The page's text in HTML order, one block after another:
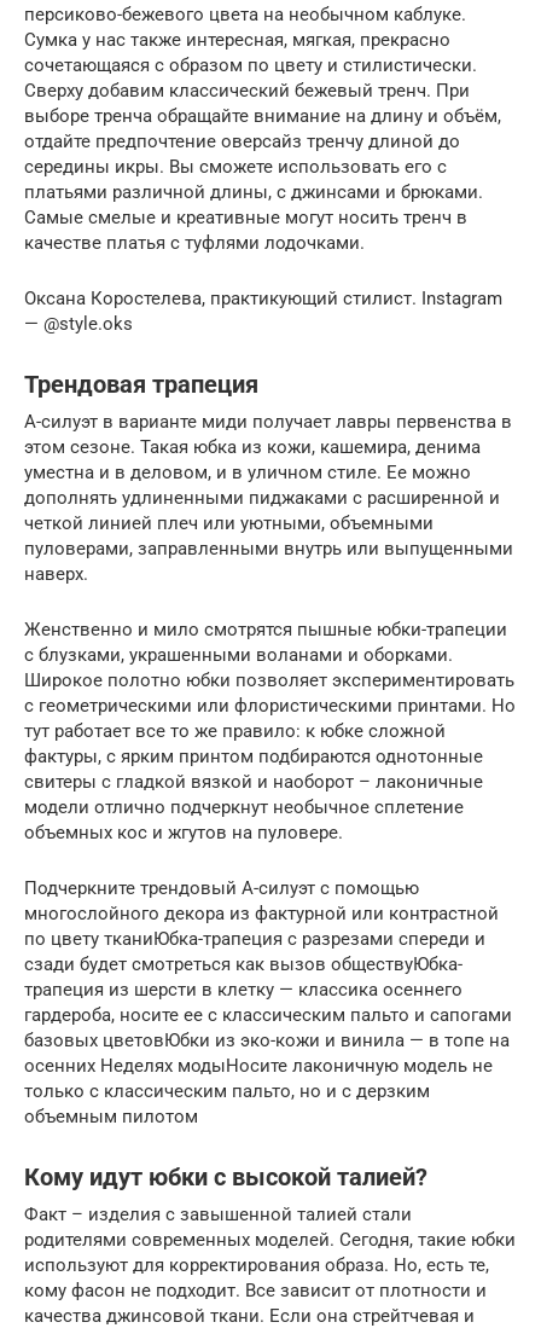
персиково-бежевого цвета на необычном каблуке.
Сумка у нас также интересная, мягкая, прекрасно
сочетающаяся с образом по цвету и стилистически.
Сверху добавим классический бежевый тренч. При
выборе тренча обращайте внимание на длину и объём,
отдайте предпочтение оверсайз тренчу длиной до
середины икры. Вы сможете использовать его с
платьями различной длины, с джинсами и брюками.
Самые смелые и креативные могут носить тренч в
качестве платья с туфлями лодочками.
Оксана Коростелева, практикующий стилист. Instagram
— @style.oks
Трендовая трапеция
А-силуэт в варианте миди получает лавры первенства в
этом сезоне. Такая юбка из кожи, кашемира, денима
уместна и в деловом, и в уличном стиле. Ее можно
дополнять удлиненными пиджаками с расширенной и
четкой линией плеч или уютными, объемными
пуловерами, заправленными внутрь или выпущенными
наверх.
Женственно и мило смотрятся пышные юбки-трапеции
с блузками, украшенными воланами и оборками.
Широкое полотно юбки позволяет экспериментировать
с геометрическими или флористическими принтами. Но
тут работает все то же правило: к юбке сложной
фактуры, с ярким принтом подбираются однотонные
свитеры с гладкой вязкой и наоборот – лаконичные
модели отлично подчеркнут необычное сплетение
объемных кос и жгутов на пуловере.
Подчеркните трендовый А-силуэт с помощью
многослойного декора из фактурной или контрастной
по цвету тканиЮбка-трапеция с разрезами спереди и
сзади будет смотреться как вызов обществуЮбка-
трапеция из шерсти в клетку — классика осеннего
гардероба, носите ее с классическим пальто и сапогами
базовых цветовЮбки из эко-кожи и винила — в топе на
осенних Неделях модыНосите лаконичную модель не
только с классическим пальто, но и с дерзким
объемным пилотом
Кому идут юбки с высокой талией?
Факт – изделия с завышенной талией стали
родителями современных моделей. Сегодня, такие юбки
используют для корректирования образа. Но, есть те,
кому фасон не подходит. Все зависит от плотности и
качества джинсовой ткани. Если она стрейтчевая и